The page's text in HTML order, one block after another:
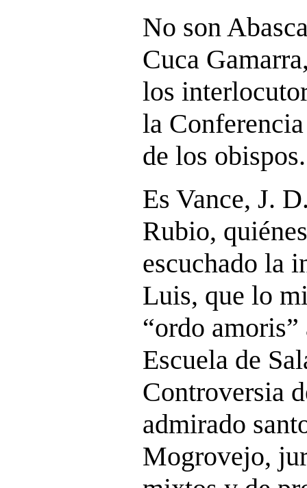
No son
Cuca
los
la
de los obispos.
Es Vance, J.
Rubio,
escuchado la
Luis, que lo
“ordo
Escuela de
Controversia
admirado
Mogrovejo,